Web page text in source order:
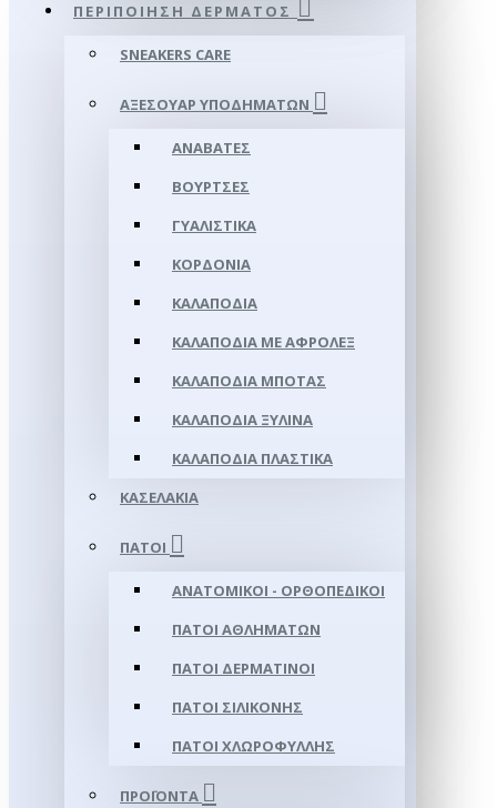
ΠΕΡΙΠΟΊΗΣΗ ΔΈΡΜΑΤΟΣ
SNEAKERS CARE
ΑΞΕΣΟΥΑΡ ΥΠΟΔΗΜΆΤΩΝ
ΑΝΑΒΆΤΕΣ
ΒΟΎΡΤΣΕΣ
ΓΥΑΛΙΣΤΙΚΆ
ΚΟΡΔΌΝΙΑ
ΚΑΛΑΠΌΔΙΑ
ΚΑΛΑΠΌΔΙΑ ΜΕ ΑΦΡΟΛΕΞ
ΚΑΛΑΠΌΔΙΑ ΜΠΌΤΑΣ
ΚΑΛΑΠΌΔΙΑ ΞΎΛΙΝΑ
ΚΑΛΑΠΌΔΙΑ ΠΛΑΣΤΙΚΆ
ΚΑΣΕΛΆΚΙΑ
ΠΆΤΟΙ
ΑΝΑΤΟΜΙΚΟΊ - ΟΡΘΟΠΕΔΙΚΟΊ
ΠΆΤΟΙ ΑΘΛΗΜΆΤΩΝ
ΠΆΤΟΙ ΔΕΡΜΆΤΙΝΟΙ
ΠΆΤΟΙ ΣΙΛΙΚΌΝΗΣ
ΠΆΤΟΙ ΧΛΩΡΟΦΎΛΛΗΣ
ΠΡΟΪΌΝΤΑ